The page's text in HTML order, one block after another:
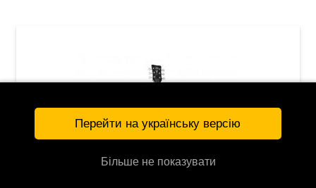
Перейти на українську версію
Більше не показувати